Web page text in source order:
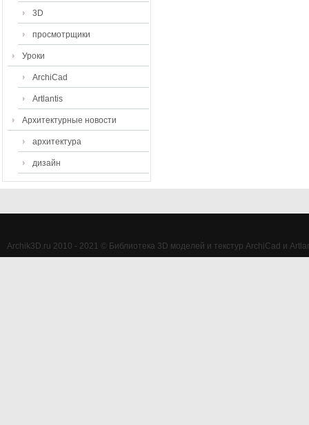
3D
просмотрщики
Уроки
ArchiCad
Artlantis
Архитектурные новости
архитектура
дизайн
Archik3D.ru 2010 - 2021 © Библиотека 3D моделей и текстур ArchiCad и